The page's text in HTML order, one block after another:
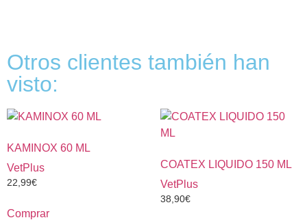
Otros clientes también han
visto:
KAMINOX 60 ML
VetPlus
22,99€
Comprar
COATEX LIQUIDO 150 ML
VetPlus
38,90€